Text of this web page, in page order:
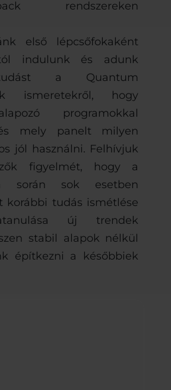
rendszereken
első lépcsőfokaként
indulunk és adunk
a Quantum
ismeretekről, hogy
programokkal
mely panelt milyen
jól használni. Felhívjuk
figyelmét, hogy a
során sok esetben
korábbi tudás ismétlése
új trendek
stabil alapok nélkül
építkezni a későbbiek